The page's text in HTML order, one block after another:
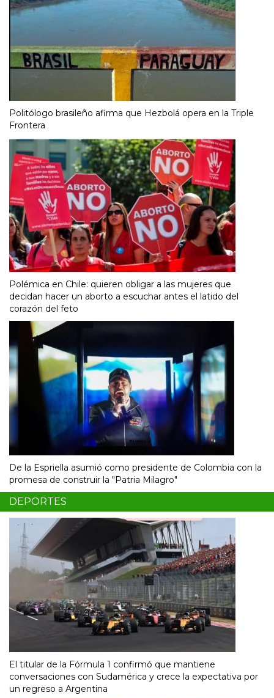
Politólogo brasileño afirma que Hezbolá opera en la Triple
Frontera
Polémica en Chile: quieren obligar a las mujeres que
decidan hacer un aborto a escuchar antes el latido del
corazón del feto
De la Espriella asumió como presidente de Colombia con la
promesa de construir la "Patria Milagro"
DEPORTES
El titular de la Fórmula 1 confirmó que mantiene
conversaciones con Sudamérica y crece la expectativa por
un regreso a Argentina